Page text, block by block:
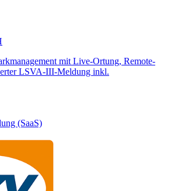
mit Live-Ortung, Remote-
LSVA-III-Meldung inkl.
(SaaS)